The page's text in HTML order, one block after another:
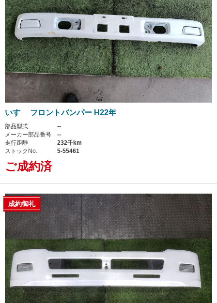
いすゞ フロントバンパー H22年
部品型式
--
メーカー部品番号
--
走行距離
232千km
ストックNo.
5-55461
ご成約済
成約御礼